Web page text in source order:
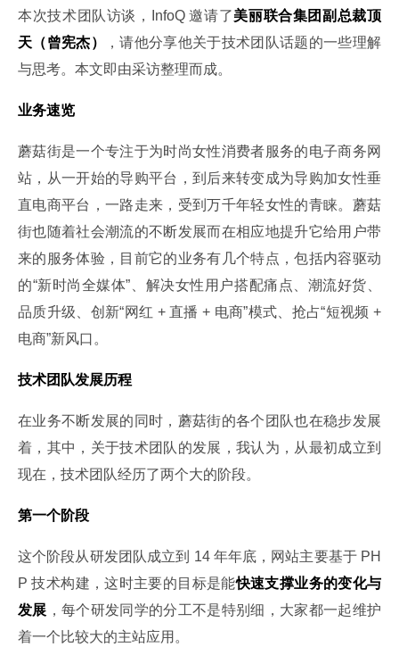
本次技术团队访谈，InfoQ 邀请了美丽联合集团副总裁顶
天（曾宪杰）
，请他分享他关于技术团队话题的一些理解
与思考。本文即由采访整理而成。
业务速览
蘑菇街是一个专注于为时尚女性消费者服务的电子商务网
站，从一开始的导购平台，到后来转变成为导购加女性垂
直电商平台，一路走来，受到万千年轻女性的青睐。蘑菇
街也随着社会潮流的不断发展而在相应地提升它给用户带
来的服务体验，目前它的业务有几个特点，包括内容驱动
的“新时尚全媒体”、解决女性用户搭配痛点、潮流好货、
品质升级、创新“网红 + 直播 + 电商”模式、抢占“短视频 +
电商”新风口。
技术团队发展历程
在业务不断发展的同时，蘑菇街的各个团队也在稳步发展
着，其中，关于技术团队的发展，我认为，从最初成立到
现在，技术团队经历了两个大的阶段。
第一个阶段
这个阶段从研发团队成立到 14 年年底，网站主要基于 PH
P 技术构建，这时主要的目标是能快速支撑业务的变化与
发展 ，每个研发同学的分工不是特别细，大家都一起维护
着一个比较大的主站应用。